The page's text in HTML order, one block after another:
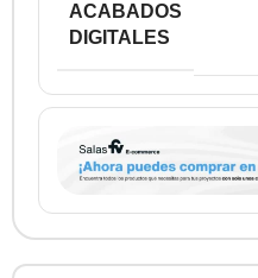
ACABADOS
DIGITALES